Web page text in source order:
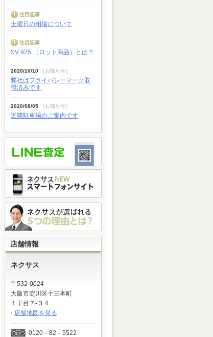
注目記事
土曜日の相場について
注目記事
SV 925 （ロット商品）とは？
2020/10/10 ［お知らせ］
弊社はプライバシーマーク取
得済みです
2020/08/05 ［お知らせ］
近隣駐車場のご案内です
店舗情報
ネクサス
〒532-0024
大阪市淀川区十三本町
１丁目７-３４
店舗地図を見る
0120－82－5522